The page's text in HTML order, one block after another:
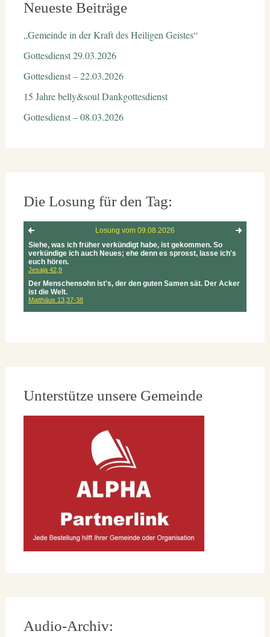
Neueste Beiträge
„Gemeinde in der Kraft des Heiligen Geistes“
Gottesdienst 29.03.2026
Gottesdienst – 22.03.2026
15 Jahre belly&soul Dankgottesdienst
Gottesdienst – 08.03.2026
Die Losung für den Tag:
Unterstütze unsere Gemeinde
Audio-Archiv: